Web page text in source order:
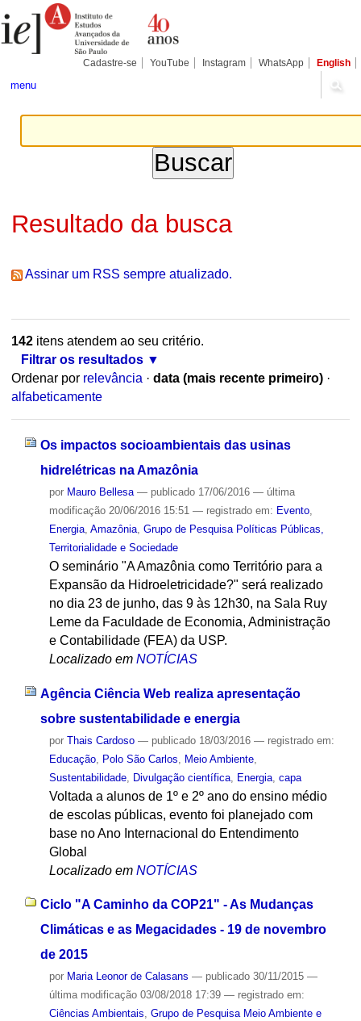
para
conteúdo.
Pessoais
Cadastre-se YouTube Instagram WhatsApp English
menu
Resultado da busca
Assinar um RSS sempre atualizado.
142itens atendem ao seu critério.
Filtrar os resultados
Ordenar por relevância · data (mais recente primeiro) ·
alfabeticamente
Os impactos socioambientais das usinas
hidrelétricas na Amazônia
por Mauro Bellesa — publicado17/06/2016 — última
modificação20/06/2016 15:51 — registrado em: Evento,
Energia, Amazônia, Grupo de Pesquisa Políticas Públicas,
Territorialidade e Sociedade
O seminário "A Amazônia como Território para a
Expansão da Hidroeletricidade?" será realizado
no dia 23 de junho, das 9 às 12h30, na Sala Ruy
Leme da Faculdade de Economia, Administração
e Contabilidade (FEA) da USP.
Localizado em NOTÍCIAS
Agência Ciência Web realiza apresentação
sobre sustentabilidade e energia
por Thais Cardoso — publicado18/03/2016 — registrado em:
Educação, Polo São Carlos Meio Ambiente,
Sustentabilidade, Divulgação científica, Energia, capa
Voltada a alunos de 1º e 2º ano do ensino médio
de escolas públicas, evento foi planejado com
base no Ano Internacional do Entendimento
Global
Localizado em NOTÍCIAS
Ciclo "A Caminho da COP21" - As Mudanças
Climáticas e as Megacidades - 19 de novembro
de 2015
por Maria Leonor de Calasans — publicado30/11/2015 —
última modificação03/08/2018 17:39 — registrado em:
Ciências Ambientais, Grupo de Pesquisa Meio Ambiente e